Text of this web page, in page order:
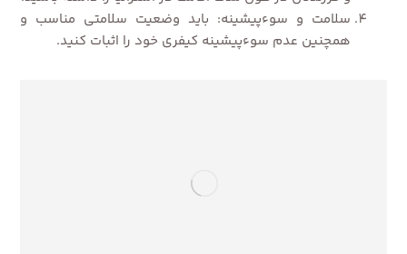
سلامت و سوءپیشینه: باید وضعیت سلامتی مناسب و
همچنین عدم سوءپیشینه کیفری خود را اثبات کنید.